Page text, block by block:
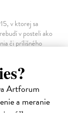
Artforum
a meranie
v ktorej sa
v posteli ako
či prílišného